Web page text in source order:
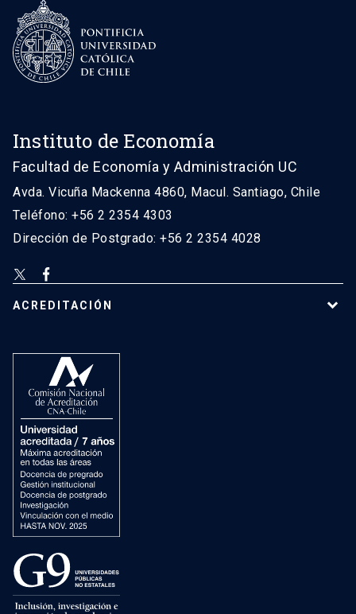
Instituto de Economía
Facultad de Economía y Administración UC
Avda. Vicuña Mackenna 4860, Macul. Santiago, Chile
Teléfono: +56 2 2354 4303
Dirección de Postgrado: +56 2 2354 4028
ACREDITACIÓN